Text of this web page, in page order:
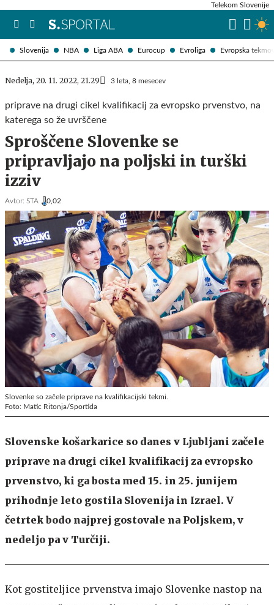
Slovenija NBA Liga ABA Eurocup Evroliga Evropska
Telekom Slovenije
Nedelja, 20. 11. 2022, 21.29 3 leta, 8 mesecev
priprave na drugi cikel kvalifikacij za evropsko prvenstvo, na
katerega so že uvrščene
Sproščene Slovenke se
pripravljajo na poljski in turški
izziv
Avtor: STA , 0,02
Slovenke so začele priprave na kvalifikacijski tekmi.
Foto: Matic Ritonja/Sportida
Slovenske košarkarice so danes v Ljubljani začele
priprave na drugi cikel kvalifikacij za evropsko
prvenstvo, ki ga bosta med 15. in 25. junijem
prihodnje leto gostila Slovenija in Izrael. V
četrtek bodo najprej gostovale na Poljskem, v
nedeljo pa v Turčiji.
Kot gostiteljice prvenstva imajo Slovenke nastop na